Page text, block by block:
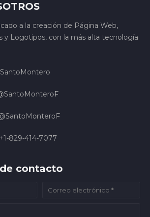
a la creación de Página Web,
y Logotipos, con la más alta tecnología
829-414-7077
contacto